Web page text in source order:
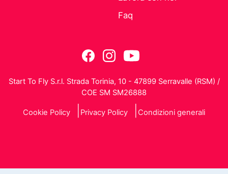
Faq
Start To Fly S.r.l. Strada Torinia, 10 - 47899 Serravalle (RSM) /
COE SM SM26888
Cookie Policy Privacy Policy Condizioni generali